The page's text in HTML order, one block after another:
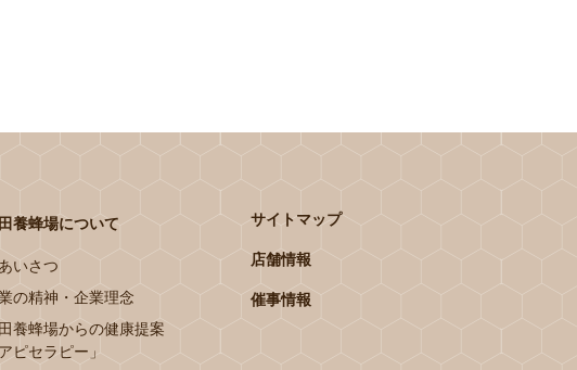
養蜂場について
いさつ
の精神・企業理念
養蜂場からの健康提案
アピセラピー」
サイトマップ
店舗情報
催事情報